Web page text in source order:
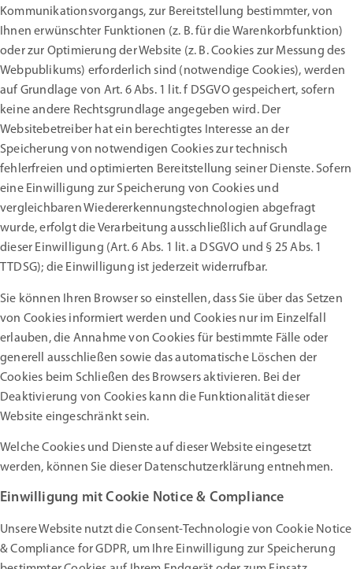
Kommunikationsvorgangs, zur Bereitstellung bestimmter, von
Ihnen erwünschter Funktionen (z. B. für die Warenkorbfunktion)
oder zur Optimierung der Website (z. B. Cookies zur Messung des
Webpublikums) erforderlich sind (notwendige Cookies), werden
auf Grundlage von Art. 6 Abs. 1 lit. f DSGVO gespeichert, sofern
keine andere Rechtsgrundlage angegeben wird. Der
Websitebetreiber hat ein berechtigtes Interesse an der
Speicherung von notwendigen Cookies zur technisch
fehlerfreien und optimierten Bereitstellung seiner Dienste. Sofern
eine Einwilligung zur Speicherung von Cookies und
vergleichbaren Wiedererkennungstechnologien abgefragt
wurde, erfolgt die Verarbeitung ausschließlich auf Grundlage
dieser Einwilligung (Art. 6 Abs. 1 lit. a DSGVO und § 25 Abs. 1
TTDSG); die Einwilligung ist jederzeit widerrufbar.
Sie können Ihren Browser so einstellen, dass Sie über das Setzen
von Cookies informiert werden und Cookies nur im Einzelfall
erlauben, die Annahme von Cookies für bestimmte Fälle oder
generell ausschließen sowie das automatische Löschen der
Cookies beim Schließen des Browsers aktivieren. Bei der
Deaktivierung von Cookies kann die Funktionalität dieser
Website eingeschränkt sein.
Welche Cookies und Dienste auf dieser Website eingesetzt
werden, können Sie dieser Datenschutzerklärung entnehmen.
Einwilligung mit Cookie Notice & Compliance
Unsere Website nutzt die Consent-Technologie von Cookie Notice
& Compliance for GDPR, um Ihre Einwilligung zur Speicherung